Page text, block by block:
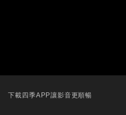
下載四季APP讓影音更順暢